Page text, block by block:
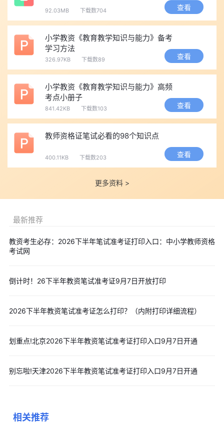
采用结构化面试、情景模拟等方法，通过备课、试讲、答辩等
方式进行。
(三)面试过程
(1)候考：考生持面试准考证、二代身份证，提前到达考点，按
中随机抽取试题(幼儿园类别考生从抽取的2道试题中任选1道，其余
类别只抽取1道试题)，经考生确认后，系统打印试题清单。
(3)备课：考生持备课纸、试题清单进入备课室，撰写教案(或
演示活动方案)，备课20分钟。
(4)回答规定问题：考官从题库中随机抽取2个规定问题，考生
回答，时间5分钟。
(5)试讲/演示：考生按照准备的教案(或活动方案)进行试讲(或
问，考生答辩，时间5分钟。
(7)中职文化课类别考生面试与高中类别一致，报考中职专业课
和实习指导老师的考生面试时，需加试专业知识概述，时间5分
(8)评分：考官依据评分标准对考生面试表现进行综合评分。
面试总分为100分。考生成绩由各分项得分加权累加而得(各项
五、成绩查询
果。考生如对本人的面试成绩有异议，可在面试成绩公布5-10个工
92.03MB 下载数704 查看
小学教资《教育教学知识与能力》备考
学习方法
326.97KB 下载数89 查看
小学教资《教育教学知识与能力》高频
考点小册子
841.42KB 下载数103 查看
教师资格证笔试必看的98个知识点
400.11KB 下载数203 查看
更多资料 >
最新推荐
教资考生必存：2026下半年笔试准考证打印入口：中小学教师资格
考试网
倒计时！26下半年教资笔试准考证9月7日开放打印
2026下半年教资笔试准考证怎么打印？（内附打印详细流程）
划重点!北京2026下半年教资笔试准考证打印入口9月7日开通
别忘啦!天津2026下半年教资笔试准考证打印入口9月7日开通
相关推荐